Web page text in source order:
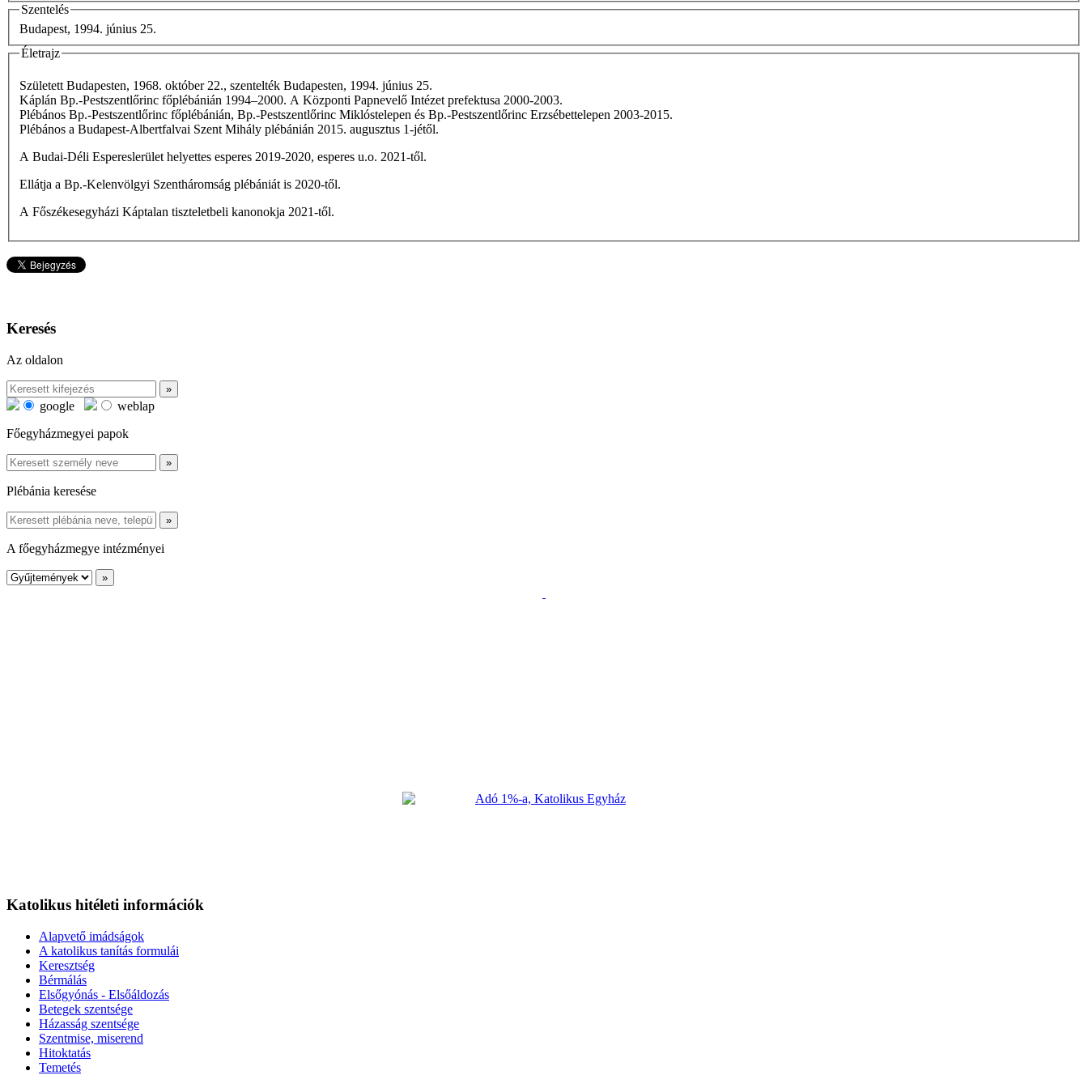
Szentelés
Budapest, 1994. június 25.
Életrajz
Született Budapesten, 1968. október 22., szentelték Budapesten, 1994. június 25.
Káplán Bp.-Pestszentlőrinc főplébánián 1994–2000. A Központi Papnevelő Intézet prefektusa 2000-2003.
Plébános Bp.-Pestszentlőrinc főplébánián, Bp.-Pestszentlőrinc Miklóstelepen és Bp.-Pestszentlőrinc Erzsébettelepen 2003-2015.
Plébános a Budapest-Albertfalvai Szent Mihály plébánián 2015. augusztus 1-jétől.
A Budai-Déli Espereslerület helyettes esperes 2019-2020, esperes u.o. 2021-től.
Ellátja a Bp.-Kelenvölgyi Szentháromság plébániát is 2020-től.
A Főszékesegyházi Káptalan tiszteletbeli kanonokja 2021-től.
Keresés
Az oldalon
google
weblap
Főegyházmegyei papok
Plébánia keresése
A főegyházmegye intézményei
Katolikus hitéleti információk
Alapvető imádságok
A katolikus tanítás formulái
Keresztség
Bérmálás
Elsőgyónás - Elsőáldozás
Betegek szentsége
Házasság szentsége
Szentmise, miserend
Hitoktatás
Temetés